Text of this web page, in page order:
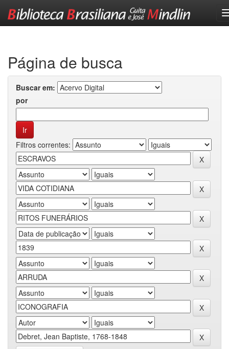
Página de busca
Buscar em:
por
Filtros correntes: